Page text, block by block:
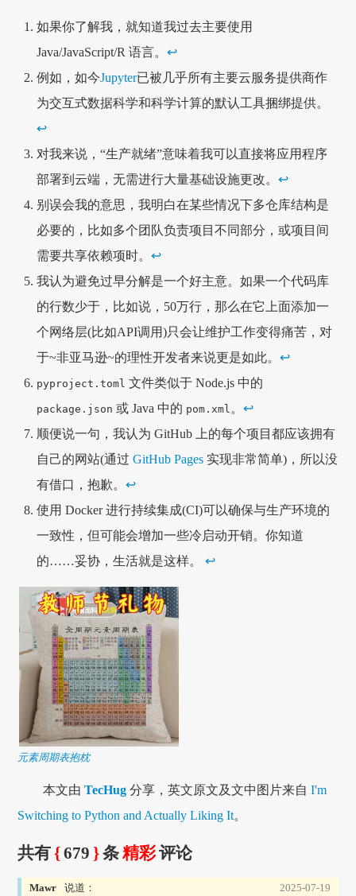
如果你了解我，就知道我过去主要使用
Java/JavaScript/R 语言。↩
例如，如今Jupyter已被几乎所有主要云服务提供商作
为交互式数据科学和科学计算的默认工具捆绑提供。
↩
对我来说，“生产就绪”意味着我可以直接将应用程序
部署到云端，无需进行大量基础设施更改。↩
别误会我的意思，我明白在某些情况下多仓库结构是
必要的，比如多个团队负责项目不同部分，或项目间
需要共享依赖项时。↩
我认为避免过早分解是一个好主意。如果一个代码库
的行数少于，比如说，50万行，那么在它上面添加一
个网络层(比如API调用)只会让维护工作变得痛苦，对
于~非亚马逊~的理性开发者来说更是如此。↩
pyproject.toml 文件类似于 Node.js 中的
package.json 或 Java 中的 pom.xml 。↩
顺便说一句，我认为 GitHub 上的每个项目都应该拥有
自己的网站(通过GitHub Pages 实现非常简单)，所以没
有借口，抱歉。↩
使用 Docker 进行持续集成(CI)可以确保与生产环境的
一致性，但可能会增加一些冷启动开销。你知道
的……妥协，生活就是这样。↩
元素周期表抱枕
本文由TecHug 分享，英文原文及文中图片来自I'm
Switching to Python and Actually Liking It。
共有{679 }条精彩评论
Mawr 说道： 2025-07-19